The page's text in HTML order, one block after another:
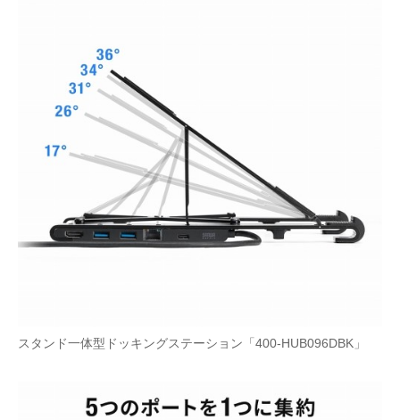
スタンド一体型ドッキングステーション「400-HUB096DBK」